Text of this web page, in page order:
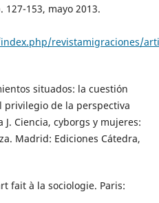
153, mayo 2013.
revistamigraciones/
situados: la cuestión
de la perspectiva
J. Ciencia, cyborgs y mujeres:
Madrid: Ediciones Cátedra,
fait à la sociologie. Paris: